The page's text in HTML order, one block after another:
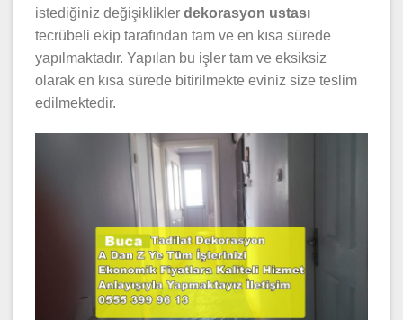
istediğiniz değişiklikler dekorasyon ustası
tecrübeli ekip tarafından tam ve en kısa sürede
yapılmaktadır. Yapılan bu işler tam ve eksiksiz
olarak en kısa sürede bitirilmekte eviniz size teslim
edilmektedir.